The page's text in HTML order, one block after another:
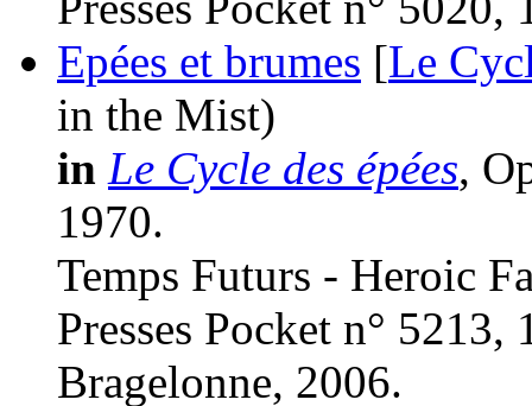
Epées et brumes [Le
in the Mist)
in Le Cycle des épées,
1970.
Temps Futurs - Heroic
Presses Pocket n° 5213,
Bragelonne, 2006.